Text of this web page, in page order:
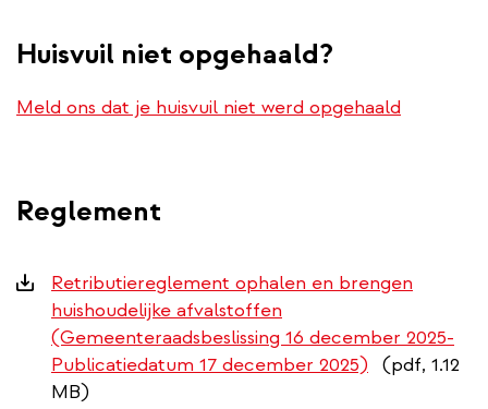
Huisvuil niet opgehaald?
Meld ons dat je huisvuil niet werd opgehaald
Reglement
Downloads
Retributiereglement ophalen en brengen
huishoudelijke afvalstoffen
(Gemeenteraadsbeslissing 16 december 2025-
Publicatiedatum 17 december 2025)
(pdf, 1.12
MB)